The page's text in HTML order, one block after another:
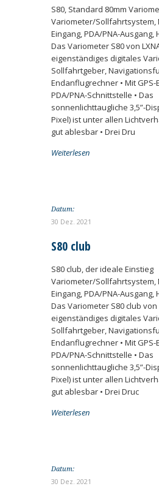
S80, Standard 80mm
Variometer/Sollfahrtsystem,
Eingang, PDA/PNA-
Das Variometer S80 von
eigenständiges digitales
Sollfahrtgeber,
Endanflugrechner • Mit GPS-
PDA/PNA-Schnittstelle • Das
sonnenlichttaugliche 3,5”-
Pixel) ist unter allen
gut ablesbar • Drei Dru
Weiterlesen
Datum:
30 Dez. 2021
S80 club
S80 club, der ideale Einstieg
Variometer/Sollfahrtsystem,
Eingang, PDA/PNA-
Das Variometer S80 club von
eigenständiges digitales
Sollfahrtgeber,
Endanflugrechner • Mit GPS-
PDA/PNA-Schnittstelle • Das
sonnenlichttaugliche 3,5”-
Pixel) ist unter allen
gut ablesbar • Drei Druc
Weiterlesen
Datum:
30 Dez. 2021